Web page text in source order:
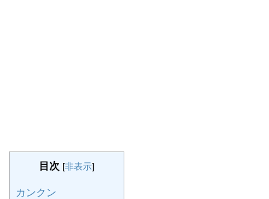
目次 [非表示]
カンクン